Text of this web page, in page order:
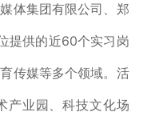
体集团有限公司、郑
提供的近60个实习岗
传媒等多个领域。活
产业园、科技文化场